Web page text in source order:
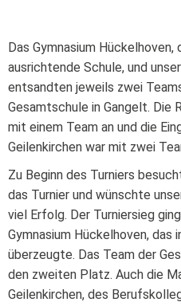
Das Gymnasium
ausrichtende Schule, und
entsandten jeweils zwei
Gesamtschule in Gangelt. Die
mit einem Team an und die
Geilenkirchen war mit zwei
Zu Beginn des Turniers
das Turnier und wünschte
viel Erfolg. Der Turniersieg
Gymnasium Hückelhoven, das
überzeugte. Das Team der
den zweiten Platz. Auch die
Geilenkirchen, des